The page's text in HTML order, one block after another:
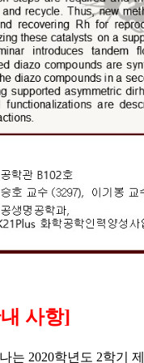
사항]
는 2020학년도 2학기